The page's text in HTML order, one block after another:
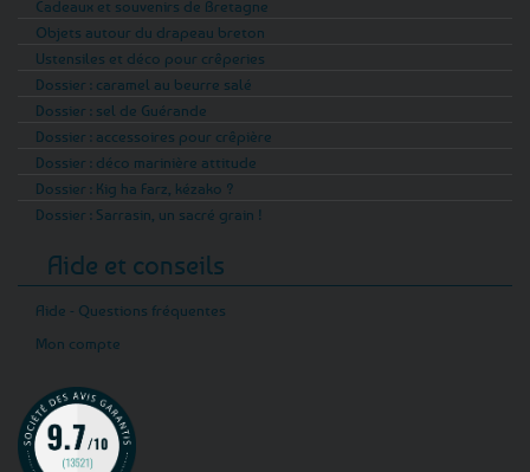
Cadeaux et souvenirs de Bretagne
Objets autour du drapeau breton
Ustensiles et déco pour crêperies
Dossier : caramel au beurre salé
Dossier : sel de Guérande
Dossier : accessoires pour crêpière
Dossier : déco marinière attitude
Dossier : Kig ha Farz, kézako ?
Dossier : Sarrasin, un sacré grain !
Aide et conseils
Aide - Questions fréquentes
Mon compte